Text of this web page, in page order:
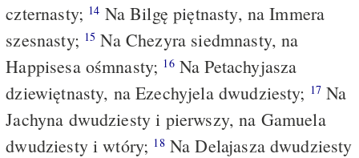
czternasty; 14 Na Bilgę piętnasty, na Immera
szesnasty; 15 Na Chezyra siedmnasty, na
Happisesa ośmnasty; 16Na Petachyjasza
dziewiętnasty, na Ezechyjela dwudziesty; 17 Na
Jachyna dwudziesty i pierwszy, na Gamuela
dwudziesty i wtóry; 18Na Delajasza dwudziesty